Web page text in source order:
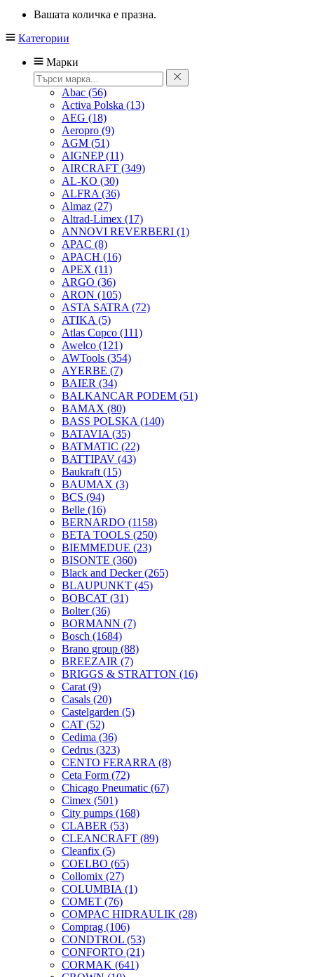
Вашата количка е празна.
Категории
Марки
Abac (56)
Activa Polska (13)
AEG (18)
Aeropro (9)
AGM (51)
AIGNEP(11)
AIRCRAFT (349)
AL-KO (30)
ALFRA (36)
Almaz (27)
Altrad-Limex (17)
ANNOVI REVERBERI (1)
APAC (8)
APACH (16)
APEX (11)
ARGO (36)
ARON (105)
ASTA SATRA (72)
ATIKA (5)
Atlas Copco (111)
Awelco (121)
AWTools (354)
AYERBE (7)
BAIER (34)
BALKANCAR PODEM (51)
BAMAX (80)
BASS POLSKA (140)
BATAVIA (35)
BATMATIC (22)
BATTIPAV (43)
Baukraft (15)
BAUMAX (3)
BCS (94)
Belle (16)
BERNARDO (1158)
BETA TOOLS (250)
BIEMMEDUE (23)
BISONTE (360)
Black and Decker(265)
BLAUPUNKT (45)
BOBCAT (31)
Bolter(36)
BORMANN (7)
Bosch (1684)
Brano group (88)
BREEZAIR (7)
BRIGGS & STRATTON (16)
Carat (9)
Casals (20)
Castelgarden (5)
CAT (52)
Cedima (36)
Cedrus (323)
CENTO FERARRA (8)
Ceta Form (72)
Chicago Pneumatic (67)
Cimex (501)
City pumps (168)
CLABER (53)
CLEANCRAFT (89)
Cleanfix (5)
COELBO (65)
Collomix (27)
COLUMBIA (1)
COMET (76)
COMPAC HIDRAULIK (28)
Comprag (106)
CONDTROL (53)
CONFORTO (21)
CORMAK (641)